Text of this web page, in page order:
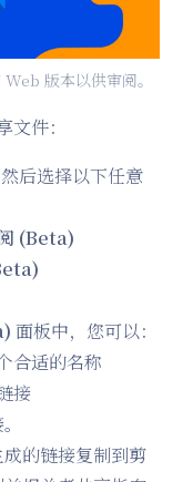
版本以供审阅。
件：
后选择以下任意
(Beta)
面板中，您可以：
合适的名称
接
的链接复制到剪